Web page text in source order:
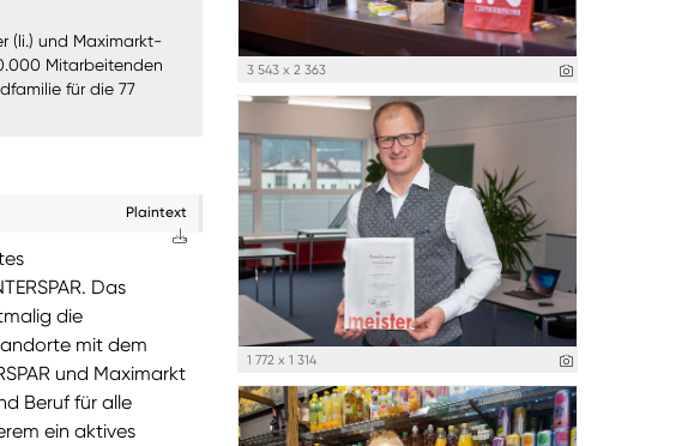
(li.) und Maximarkt-
Mitarbeitenden
für die 77
Plaintext
Das
die
mit dem
und Maximarkt
Beruf für alle
ein aktives
3 543 x 2 363
1 772 x 1 314